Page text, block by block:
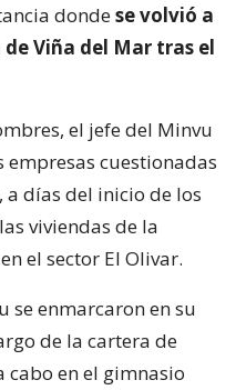
dondese volvió a
Viña del Mar tras el
el jefe del Minvu
empresas cuestionadas
días del inicio de los
viviendas de la
el sector El Olivar.
se enmarcaron en su
de la cartera de
cabo en el gimnasio